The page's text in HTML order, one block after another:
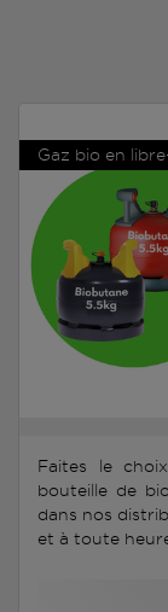
Gaz bio en
Faites le
bouteille de
dans nos
et à toute